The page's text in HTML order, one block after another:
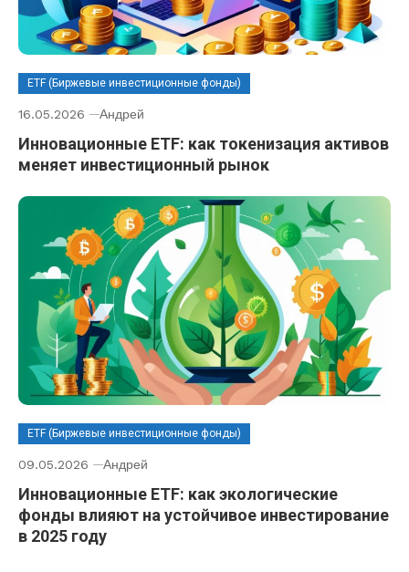
ETF (Биржевые инвестиционные фонды)
16.05.2026 Андрей
Инновационные ETF: как токенизация активов
меняет инвестиционный рынок
ETF (Биржевые инвестиционные фонды)
09.05.2026 Андрей
Инновационные ETF: как экологические
фонды влияют на устойчивое инвестирование
в 2025 году